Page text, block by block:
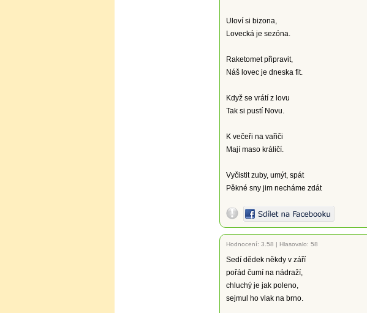
Uloví si bizona,
Lovecká je sezóna.
Raketomet připravit,
Náš lovec je dneska fit.
Když se vrátí z lovu
Tak si pustí Novu.
K večeři na vařiči
Mají maso králičí.
Vyčistit zuby, umýt, spát
Pěkné sny jim necháme zdát
Hodnocení: 3.58 | Hlasovalo: 58
Sedí dědek někdy v září
pořád čumí na nádraží,
chluchý je jak poleno,
sejmul ho vlak na brno.